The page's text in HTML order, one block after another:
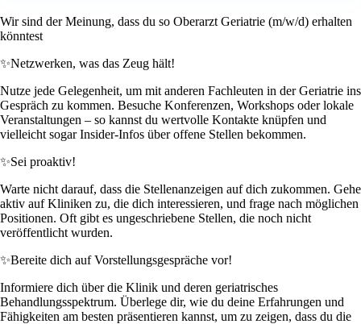
Wir sind der Meinung, dass du so Oberarzt Geriatrie (m/w/d) erhalten
könntest
✨Netzwerken, was das Zeug hält!
Nutze jede Gelegenheit, um mit anderen Fachleuten in der Geriatrie ins
Gespräch zu kommen. Besuche Konferenzen, Workshops oder lokale
Veranstaltungen – so kannst du wertvolle Kontakte knüpfen und
vielleicht sogar Insider-Infos über offene Stellen bekommen.
✨Sei proaktiv!
Warte nicht darauf, dass die Stellenanzeigen auf dich zukommen. Gehe
aktiv auf Kliniken zu, die dich interessieren, und frage nach möglichen
Positionen. Oft gibt es ungeschriebene Stellen, die noch nicht
veröffentlicht wurden.
✨Bereite dich auf Vorstellungsgespräche vor!
Informiere dich über die Klinik und deren geriatrisches
Behandlungsspektrum. Überlege dir, wie du deine Erfahrungen und
Fähigkeiten am besten präsentieren kannst, um zu zeigen, dass du die